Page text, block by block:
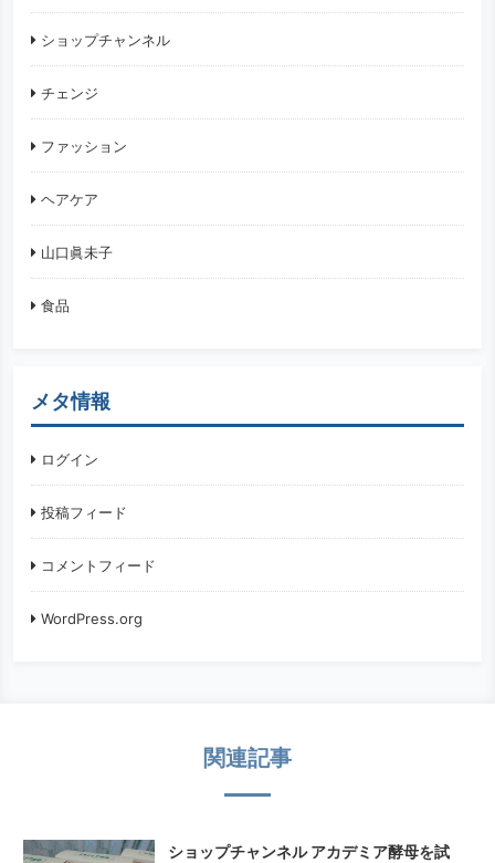
ショップチャンネル
チェンジ
ファッション
ヘアケア
山口眞未子
食品
メタ情報
ログイン
投稿フィード
コメントフィード
WordPress.org
関連記事
ショップチャンネル アカデミア酵母を試